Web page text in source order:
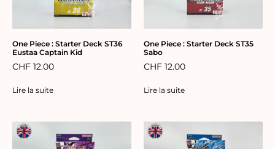
One Piece : Starter Deck ST36
Eustaa Captain Kid
CHF 12.00
Lire la suite
One Piece : Starter Deck ST35
Sabo
CHF 12.00
Lire la suite